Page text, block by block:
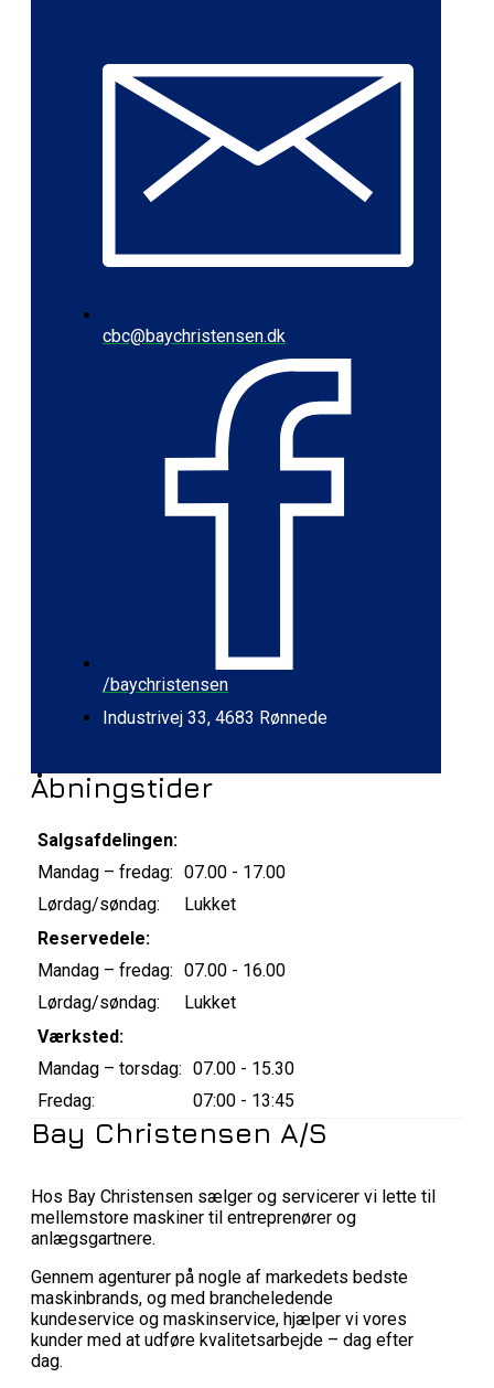
cbc@baychristensen.dk
/baychristensen
Industrivej 33, 4683 Rønnede
Åbningstider
Salgsafdelingen:
Mandag – fredag: 07.00 - 17.00
Lørdag/søndag:
Lukket
Reservedele:
Mandag – fredag: 07.00 - 16.00
Lørdag/søndag:
Lukket
Værksted:
Mandag – torsdag: 07.00 - 15.30
Fredag:
07:00 - 13:45
Bay Christensen A/S
Hos Bay Christensen sælger og servicerer vi lette til
mellemstore maskiner til entreprenører og
anlægsgartnere.
Gennem agenturer på nogle af markedets bedste
maskinbrands, og med brancheledende
kundeservice og maskinservice, hjælper vi vores
kunder med at udføre kvalitetsarbejde – dag efter
dag.